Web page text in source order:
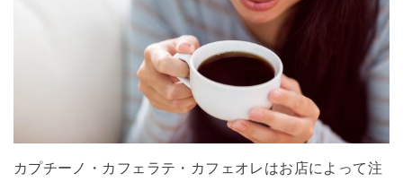
カプチーノ・カフェラテ・カフェオレはお店によって注